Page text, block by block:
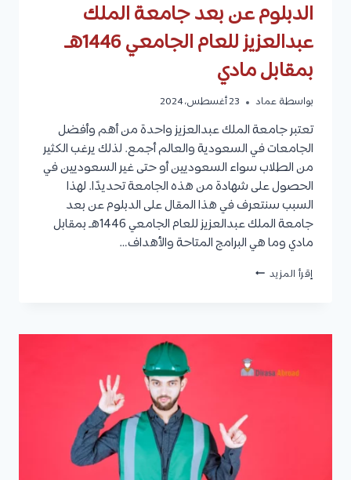
الدبلوم عن بعد جامعة الملك
عبدالعزيز للعام الجامعي 1446هـ
بمقابل مادي
بواسطة عماد 23 أغسطس، 2024
تعتبر جامعة الملك عبدالعزيز واحدة من أهم وأفضل
الجامعات في السعودية والعالم أجمع. لذلك يرغب الكثير
من الطلاب سواء السعوديين أو حتى غير السعوديين في
الحصول على شهادة من هذه الجامعة تحديدًا. لهذا
السبب سنتعرف في هذا المقال على الدبلوم عن بعد
جامعة الملك عبدالعزيز للعام الجامعي 1446هـ بمقابل
مادي وما هي البرامج المتاحة والأهداف…
إقرأ المزيد الدبلوم
الملك
للعام
الجامعي
مادي